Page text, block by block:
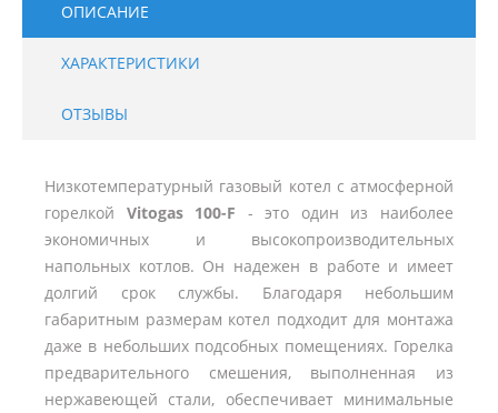
ОПИСАНИЕ
ХАРАКТЕРИСТИКИ
ОТЗЫВЫ
Низкотемпературный газовый котел с атмосферной
горелкой Vitogas 100-F - это один из наиболее
экономичных и высокопроизводительных
напольных котлов. Он надежен в работе и имеет
долгий срок службы. Благодаря небольшим
габаритным размерам котел подходит для монтажа
даже в небольших подсобных помещениях. Горелка
предварительного смешения, выполненная из
нержавеющей стали, обеспечивает минимальные